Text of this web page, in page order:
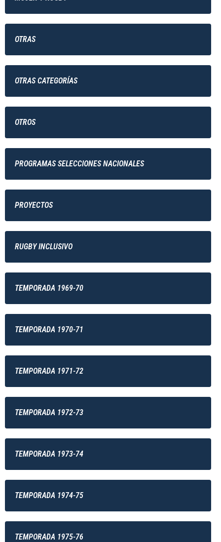
OTRAS
OTRAS CATEGORÍAS
OTROS
PROGRAMAS SELECCIONES NACIONALES
PROYECTOS
RUGBY INCLUSIVO
TEMPORADA 1969-70
TEMPORADA 1970-71
TEMPORADA 1971-72
TEMPORADA 1972-73
TEMPORADA 1973-74
TEMPORADA 1974-75
TEMPORADA 1975-76